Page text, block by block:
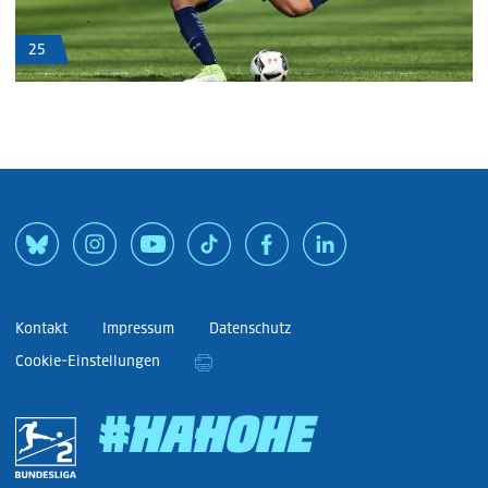
25
Kontakt Impressum
Datenschutz
Cookie-Einstellungen
#HAHOHE